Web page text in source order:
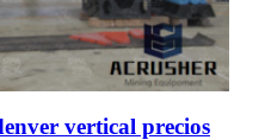
vertical precios